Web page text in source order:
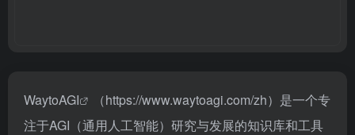
WaytoAGI
（https://www.waytoagi.com/zh）是一个专
注于AGI（通用人工智能）研究与发展的知识库和工具